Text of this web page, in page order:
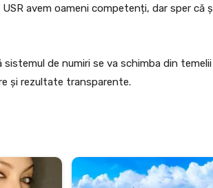
avem oameni competenți, dar sper că
de numiri se va schimba din
și rezultate transparente.